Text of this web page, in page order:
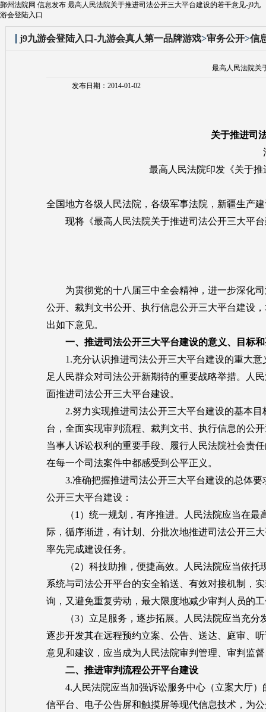
鄞州法院网 信息发布 最高人民法院关于推进司法公开三大平台建设的若干意见-j9九
游会登陆入口
j9九游会登陆入口-九游会真人第一品牌游戏>审务公开>信
最高人民法院关
发布日期：2014-01-02
关于推进司
最高人民法院印发《关于
全国地方各级人民法院，各级军事法院，新疆生产
现将《最高人民法院关于推进司法公开三大平台
为贯彻党的十八届三中全会精神，进一步深化司
公开、裁判文书公开、执行信息公开三大平台建设
出如下意见。
一、推进司法公开三大平台建设的意义、目标
1.充分认识推进司法公开三大平台建设的重大意
足人民群众对司法公开新期待的重要战略举措。人
面推进司法公开三大平台建设。
2.努力实现推进司法公开三大平台建设的基本目
台，全面实现审判流程、裁判文书、执行信息的公
当事人诉讼权利的重要手段、履行人民法院社会责
在每一个司法案件中都感受到公平正义。
3.准确把握推进司法公开三大平台建设的总体要
公开三大平台建设：
（1）统一规划，有序推进。人民法院应当在最
际，循序渐进，有计划、分批次地推进司法公开三
率先完成建设任务。
（2）科技助推，便捷高效。人民法院应当依托
系统与司法公开平台的安全输送、有效对接机制，
询，又避免重复劳动，最大限度地减少审判人员的
（3）立足服务，逐步拓展。人民法院应当充分
逐步开发其在远程预约立案、公告、送达、庭审、
意见和建议，应当成为人民法院审判管理、审判监
二、推进审判流程公开平台建设
4.人民法院应当加强诉讼服务中心（立案大厅）
信平台、电子公告屏和触摸屏等现代信息技术，为